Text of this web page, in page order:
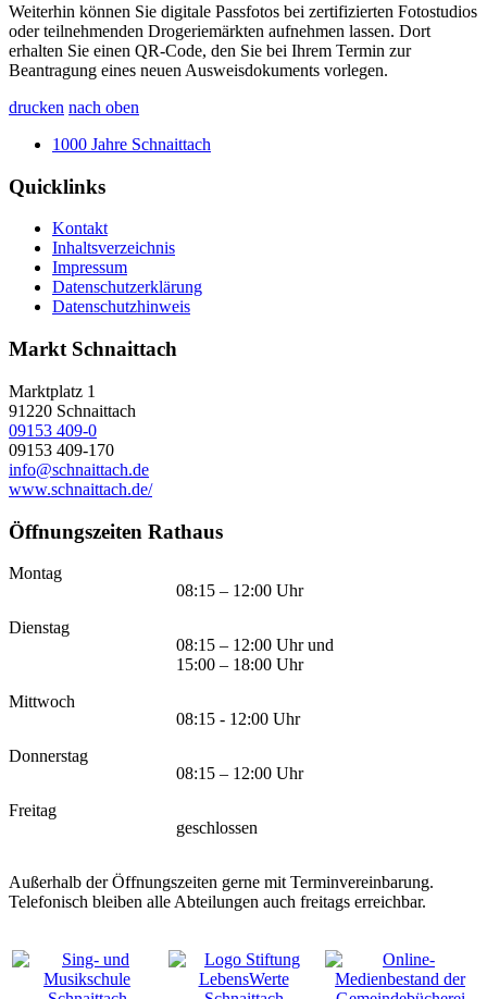
Weiterhin können Sie digitale Passfotos bei zertifizierten Fotostudios
oder teilnehmenden Drogeriemärkten aufnehmen lassen. Dort
erhalten Sie einen QR-Code, den Sie bei Ihrem Termin zur
Beantragung eines neuen Ausweisdokuments vorlegen.
drucken nach oben
1000 Jahre Schnaittach
Quicklinks
Kontakt
Inhaltsverzeichnis
Impressum
Datenschutzerklärung
Datenschutzhinweis
Markt Schnaittach
Marktplatz 1
91220 Schnaittach
09153 409-0
09153 409-170
info@schnaittach.de
www.schnaittach.de/
Öffnungszeiten Rathaus
Montag
08:15 – 12:00 Uhr
Dienstag
08:15 – 12:00 Uhr und
15:00 – 18:00 Uhr
Mittwoch
08:15 - 12:00 Uhr
Donnerstag
08:15 – 12:00 Uhr
Freitag
geschlossen
Außerhalb der Öffnungszeiten gerne mit Terminvereinbarung.
Telefonisch bleiben alle Abteilungen auch freitags erreichbar.